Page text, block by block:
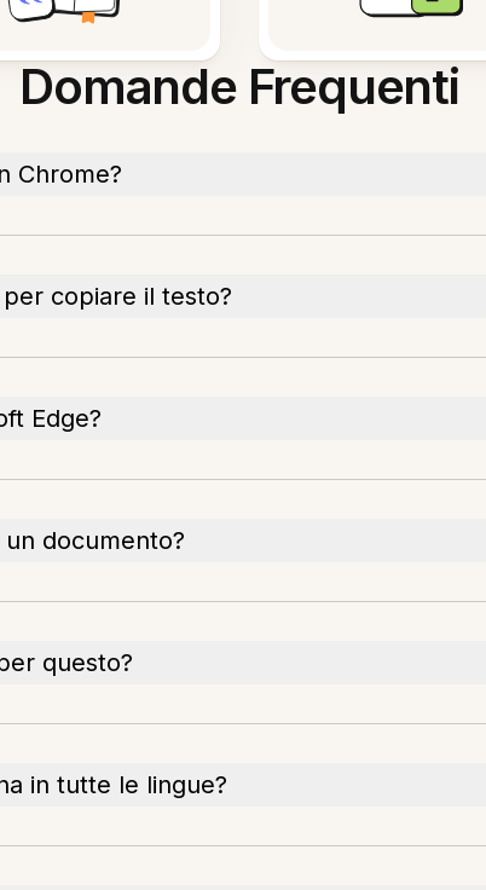
Domande Frequenti
Chrome?
copiare il testo?
Edge?
documento?
questo?
in tutte le lingue?